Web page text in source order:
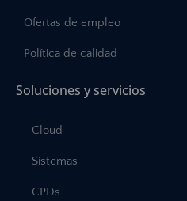
Ofertas de empleo
Política de calidad
Soluciones y servicios
Cloud
Sistemas
CPDs